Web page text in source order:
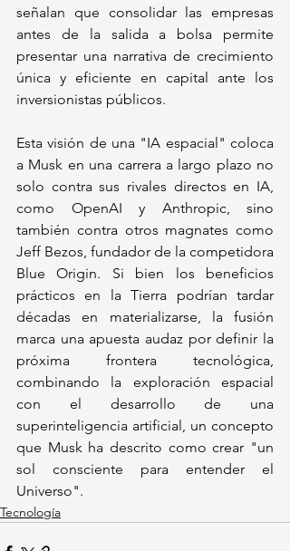
señalan que consolidar las empresas
antes de la salida a bolsa permite
presentar una narrativa de crecimiento
única y eficiente en capital ante los
inversionistas públicos.
Esta visión de una "IA espacial" coloca
a Musk en una carrera a largo plazo no
solo contra sus rivales directos en IA,
como OpenAI y Anthropic, sino
también contra otros magnates como
Jeff Bezos, fundador de la competidora
Blue Origin. Si bien los beneficios
prácticos en la Tierra podrían tardar
décadas en materializarse, la fusión
marca una apuesta audaz por definir la
próxima frontera tecnológica,
combinando la exploración espacial
con el desarrollo de una
superinteligencia artificial, un concepto
que Musk ha descrito como crear "un
sol consciente para entender el
Universo".
Tecnología